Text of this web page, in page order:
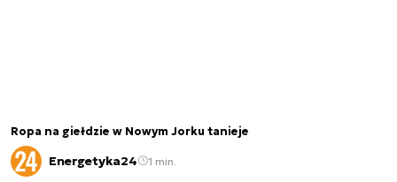
Ropa na giełdzie w Nowym Jorku tanieje
Energetyka24 1 min.